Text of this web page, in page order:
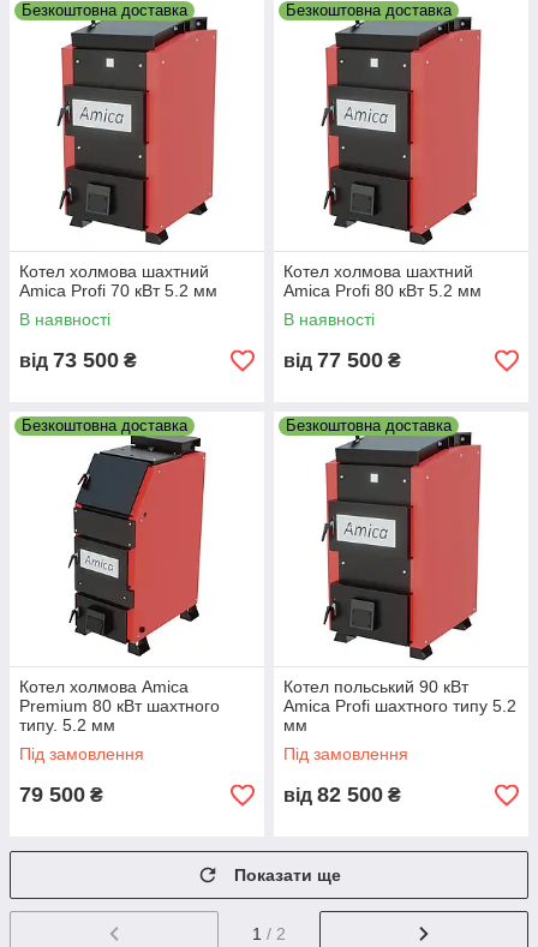
Безкоштовна доставка
Котел холмова шахтний
Amica Profi 70 кВт 5.2 мм
В наявності
від 73 500 ₴
Безкоштовна доставка
Котел холмова шахтний
Amica Profi 80 кВт 5.2 мм
В наявності
від 77 500 ₴
Безкоштовна доставка
Котел холмова Amica
Premium 80 кВт шахтного
типу. 5.2 мм
Під замовлення
79 500 ₴
Безкоштовна доставка
Котел польський 90 кВт
Amica Profi шахтного типу 5.2
мм
Під замовлення
від 82 500 ₴
Показати ще
1 / 2